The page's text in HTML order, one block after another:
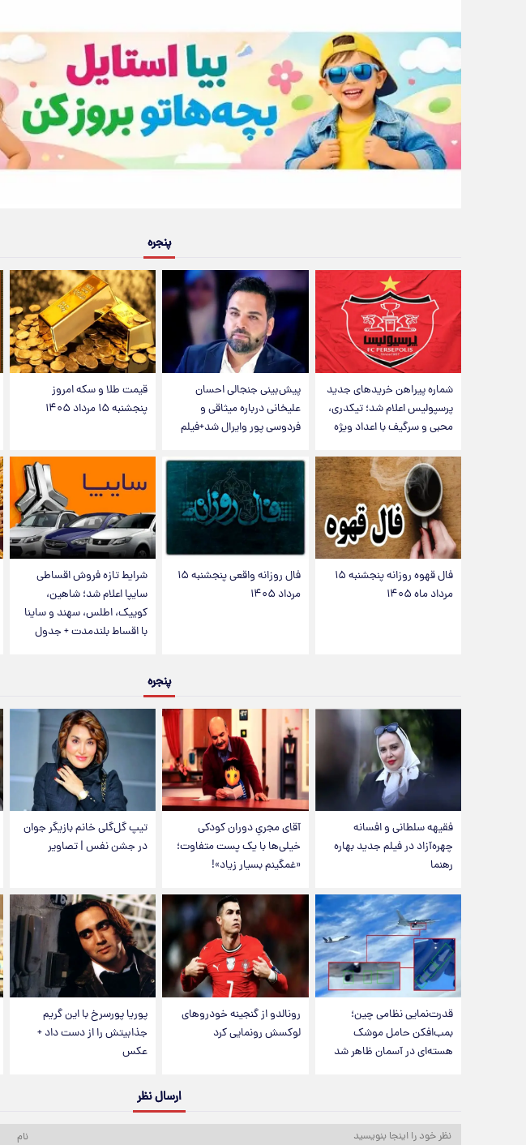
پنجره
شماره پیراهن خریدهای جدید
پرسپولیس اعلام شد؛ تیکدری،
محبی و سرگیف با اعداد ویژه
پیش‌بینی جنجالی احسان
علیخانی درباره میثاقی و
فردوسی پور وایرال شد+فیلم
قیمت طلا و سکه امروز
پنجشنبه ۱۵ مرداد ۱۴۰۵
فال قهوه روزانه پنجشنبه ۱۵
مرداد ماه ۱۴۰۵
فال روزانه واقعی پنجشنبه ۱۵
مرداد ۱۴۰۵
شرایط تازه فروش اقساطی
سایپا اعلام شد؛ شاهین،
کوییک، اطلس، سهند و ساینا
با اقساط بلندمدت + جدول
پنجره
فقیهه سلطانی و افسانه
چهره‌آزاد در فیلم جدید بهاره
رهنما
آقای مجریِ دوران کودکی
خیلی‌ها با یک پست متفاوت؛
«غمگینم بسیار زیاد»!
تیپ گل‌گلی خانم بازیگر جوان
در جشن نفس | تصاویر
قدرت‌نمایی نظامی چین؛
بمب‌افکن حامل موشک
هسته‌ای در آسمان ظاهر شد
رونالدو از گنجینه خودروهای
لوکسش رونمایی کرد
پوریا پورسرخ با این گریم
جذابیتش را از دست داد +
عکس
ارسال نظر